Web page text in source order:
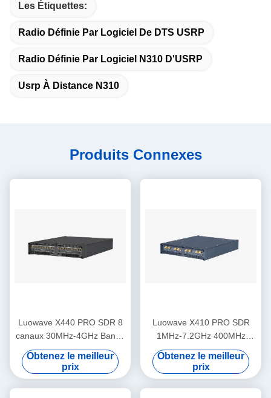
Les Étiquettes:
Radio Définie Par Logiciel De DTS USRP
Radio Définie Par Logiciel N310 D'USRP
Usrp À Distance N310
Produits Connexes
Luowave X440 PRO SDR 8
canaux 30MHz-4GHz Bande
passante 1,6GHz USRP
Obtenez le meilleur
prix
Luowave X410 PRO SDR
1MHz-7.2GHz 400MHz
largeur de bande 4 canaux
Obtenez le meilleur
prix